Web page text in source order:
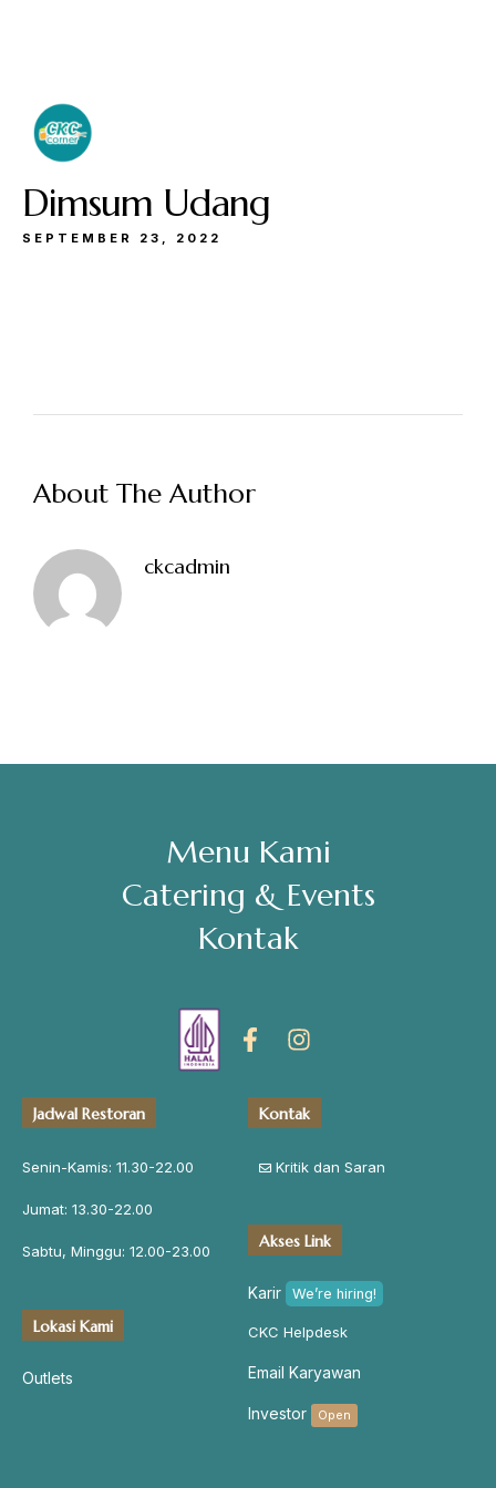
Dimsum Udang
SEPTEMBER 23, 2022
About The Author
ckcadmin
Menu Kami
Catering & Events
Kontak
Jadwal Restoran
Senin-Kamis: 11.30-22.00
Jumat: 13.30-22.00
Sabtu, Minggu: 12.00-23.00
Lokasi Kami
Outlets
Kontak
Kritik dan Saran
Akses Link
Karir We’re hiring!
CKC Helpdesk
Email Karyawan
Investor Open
Jumat: 13.30-22.00
Address
Jl. Perisai No. 16-17 Rantauprapat, Labuhanbatu, Sumatera